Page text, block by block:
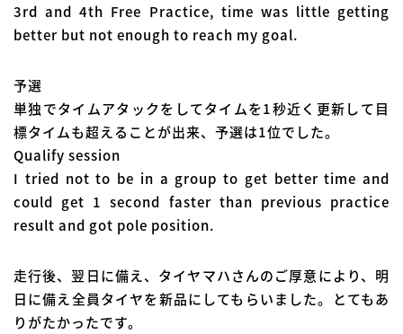
3rd and 4th Free Practice, time was little getting
better but not enough to reach my goal.
予選
単独でタイムアタックをしてタイムを1秒近く更新して目
標タイムも超えることが出来、予選は1位でした。
Qualify session
I tried not to be in a group to get better time and
could get 1 second faster than previous practice
result and got pole position.
走行後、翌日に備え、タイヤマハさんのご厚意により、明
日に備え全員タイヤを新品にしてもらいました。とてもあ
りがたかったです。